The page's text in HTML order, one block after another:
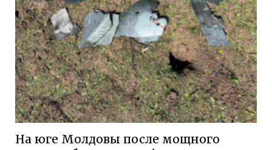
На юге Молдовы после мощного